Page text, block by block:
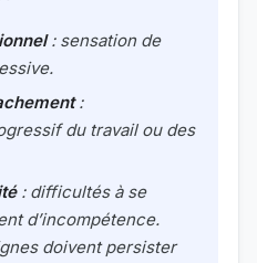
: sensation de
:
du travail ou des
: difficultés à se
d’incompétence.
doivent persister